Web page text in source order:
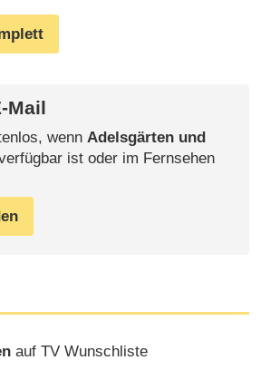
Mail
wenn Adelsgärten und
ist oder im Fernsehen
auf TV Wunschliste